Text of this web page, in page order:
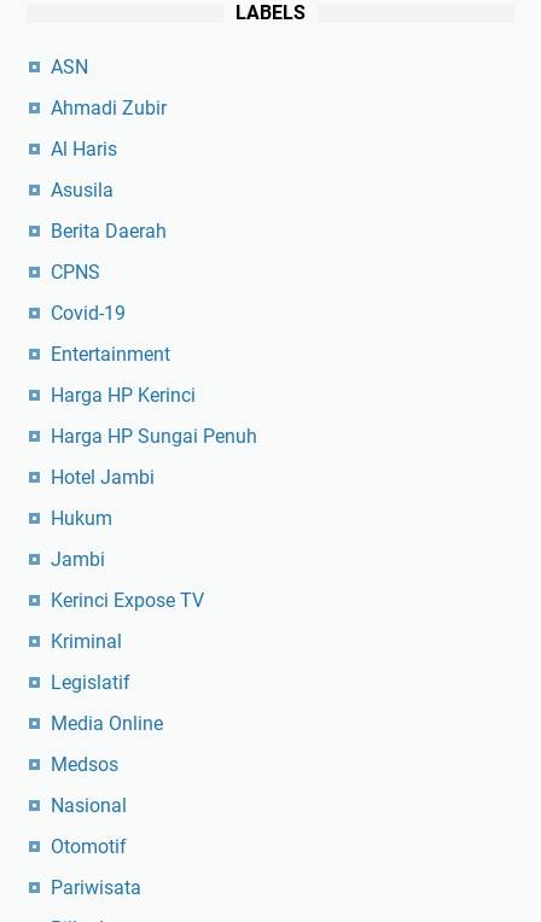
LABELS
ASN
Ahmadi Zubir
Al Haris
Asusila
Berita Daerah
CPNS
Covid-19
Entertainment
Harga HP Kerinci
Harga HP Sungai Penuh
Hotel Jambi
Hukum
Jambi
Kerinci Expose TV
Kriminal
Legislatif
Media Online
Medsos
Nasional
Otomotif
Pariwisata